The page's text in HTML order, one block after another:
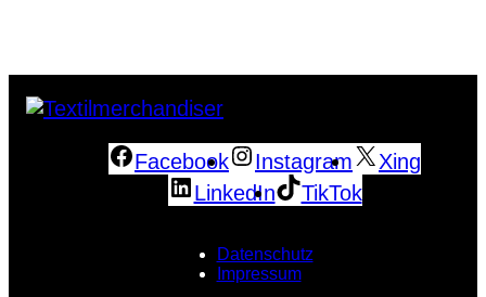
Facebook Instagram
Xing
LinkedIn
TikTok
Datenschutz
Impressum